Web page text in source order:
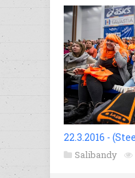
22.3.2016 -
Salibandy